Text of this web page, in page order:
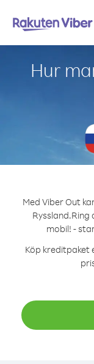
Hur
Med Viber Out
Ryssland.Ring
mobil! -
Köp kreditpaket